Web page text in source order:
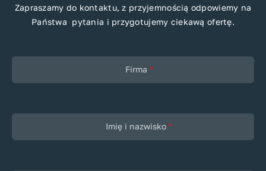
Zapraszamy do kontaktu, z przyjemnością odpowiemy na
Państwa pytania i przygotujemy ciekawą ofertę.
Firma *
Imię i nazwisko *